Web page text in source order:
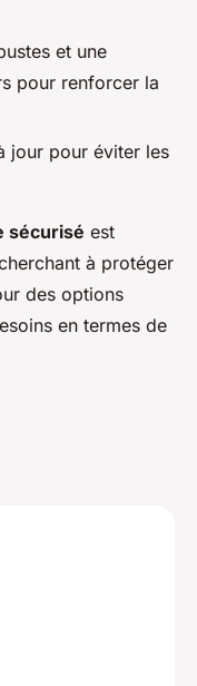
et une
pour renforcer la
jour pour éviter les
sécurisé est
à protéger
des options
en termes de